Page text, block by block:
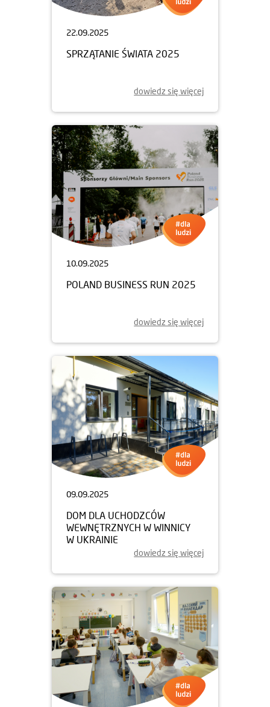
22.09.2025
SPRZĄTANIE ŚWIATA 2025
dowiedz się więcej
10.09.2025
POLAND BUSINESS RUN 2025
dowiedz się więcej
09.09.2025
DOM DLA UCHODZCÓW
WEWNĘTRZNYCH W WINNICY
W UKRAINIE
dowiedz się więcej